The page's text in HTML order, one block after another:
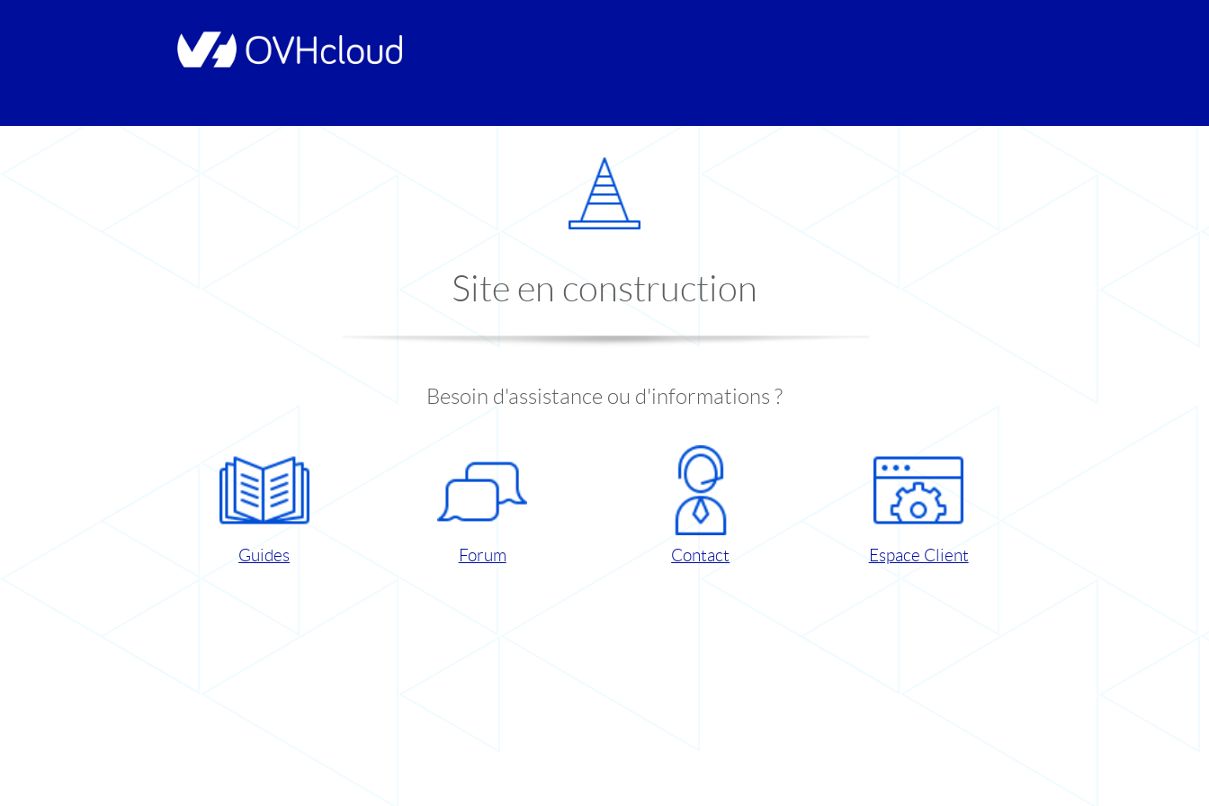
Site en construction
Besoin d'assistance ou d'informations ?
Guides Forum Contact Espace Client